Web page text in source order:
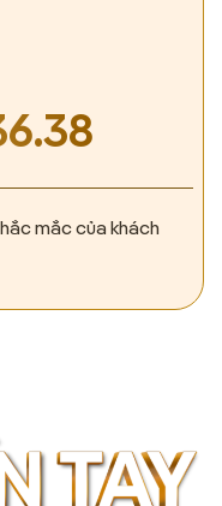
mắc của khách